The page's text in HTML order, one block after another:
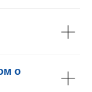
о